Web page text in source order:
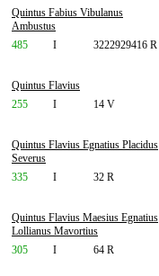
Quintus Fabius Vibulanus
Ambustus
485
I 3222929416 R
Quintus Flavius
255
I 14 V
Quintus Flavius Egnatius Placidus
Severus
335
I 32 R
Quintus Flavius Maesius Egnatius
Lollianus Mavortius
305
I 64 R